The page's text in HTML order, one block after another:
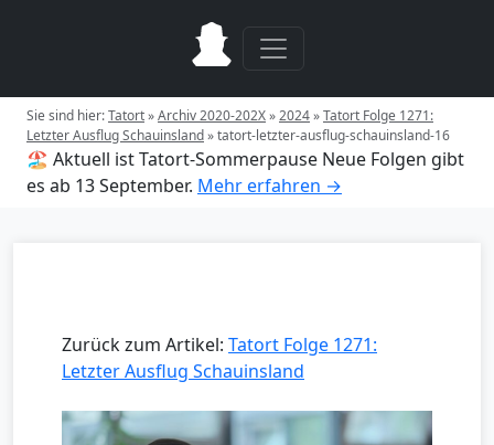
Sie sind hier:Tatort»Archiv 2020-202X»2024»Tatort Folge 1271:
Letzter Ausflug Schauinsland»tatort-letzter-ausflug-schauinsland-16
🏖️ Aktuell ist Tatort-Sommerpause Neue Folgen gibt
es ab 13 September. Mehr erfahren →
Zurück zum Artikel: Tatort Folge 1271:
Letzter Ausflug Schauinsland